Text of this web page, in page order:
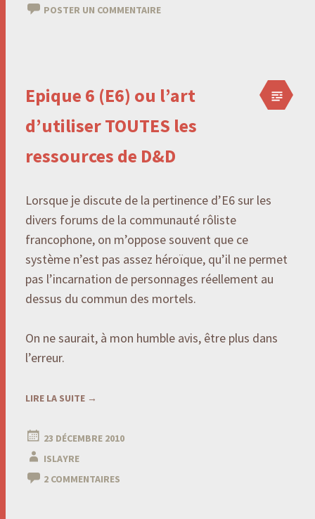
POSTER UN COMMENTAIRE
Epique 6 (E6) ou l’art
d’utiliser TOUTES les
ressources de D&D
Lorsque je discute de la pertinence d’E6 sur les
divers forums de la communauté rôliste
francophone, on m’oppose souvent que ce
système n’est pas assez héroïque, qu’il ne permet
pas l’incarnation de personnages réellement au
dessus du commun des mortels.
On ne saurait, à mon humble avis, être plus dans
l’erreur.
LIRE LA SUITE →
23 DÉCEMBRE 2010
ISLAYRE
2 COMMENTAIRES